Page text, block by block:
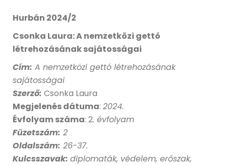
Hurbán 2024/2
Csonka Laura: A nemzetközi gettó
létrehozásának sajátosságai
Cím: A nemzetközi gettó létrehozásának
sajátosságai
Szerző: Csonka Laura
Megjelenés dátuma: 2024.
Évfolyam száma: 2. évfolyam
Füzetszám: 2
Oldalszám: 26-37.
Kulcsszavak: diplomaták, védelem, erőszak,